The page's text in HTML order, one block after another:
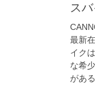
ス
最新
イク
な希
があ